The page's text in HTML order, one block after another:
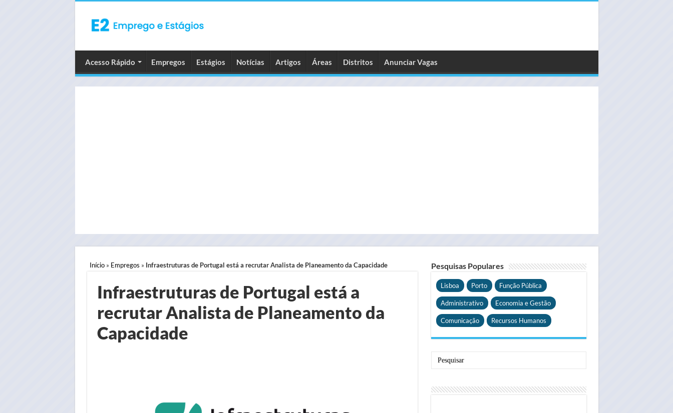
Acesso Rápido Empregos Estágios Notícias Artigos Áreas Distritos Anunciar Vagas
Início» Empregos » Infraestruturas de Portugal está a recrutar Analista de Planeamento da Capacidade
Infraestruturas de Portugal está a
recrutar Analista de Planeamento da
Capacidade
Pesquisas Populares
Lisboa Porto Função Pública
Administrativo Economia e Gestão
Comunicação Recursos Humanos